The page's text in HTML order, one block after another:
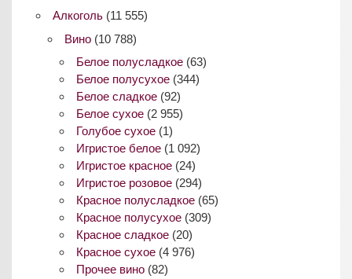
Алкоголь(11 555)
Вино(10 788)
Белое полусладкое (63)
Белое полусухое (344)
Белое сладкое (92)
Белое сухое (2 955)
Голубое сухое (1)
Игристое белое (1 092)
Игристое красное (24)
Игристое розовое (294)
Красное полусладкое (65)
Красное полусухое (309)
Красное сладкое (20)
Красное сухое (4 976)
Прочее вино (82)